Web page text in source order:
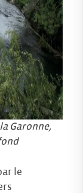
Garonne,
le